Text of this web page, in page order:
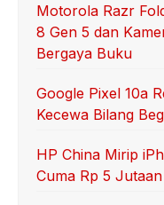
Motorola Razr
8 Gen 5 dan
Bergaya Buku
Google Pixel 10a
Kecewa Bilang
HP China Mirip
Cuma Rp 5 Jutaan